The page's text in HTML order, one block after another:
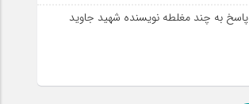
پاسخ به چند مغلطه نویسنده شهید جاوید